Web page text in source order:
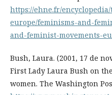
https://ehne.fr/
europe/feminisms-and-
and-feminist-movements-
Bush, Laura. (2001, 17 de
First Lady Laura Bush on
women. The Washington